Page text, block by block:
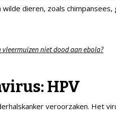
dieren, zoals chimpansees,
vleermuizen niet dood aan ebola?
HPV
veroorzaken. Het